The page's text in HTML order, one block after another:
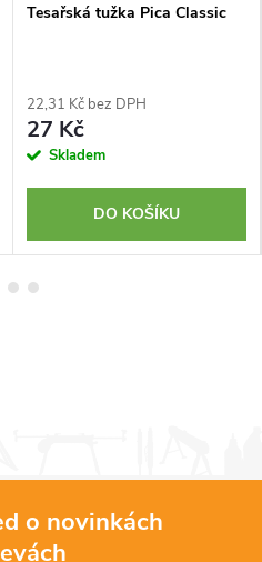
Tesařská tužka Pica Classic
22,31 Kč bez DPH
27 Kč
Skladem
DO KOŠÍKU
o novinkách